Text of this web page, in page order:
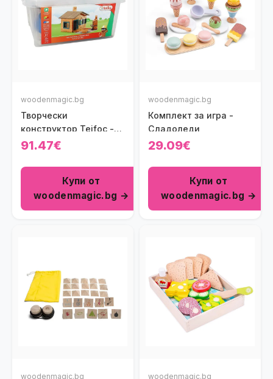
woodenmagic.bg
Творчески
конструктор Teifoc -
Къща с барбекю
91.47€
Купи от
woodenmagic.bg →
woodenmagic.bg
Комплект за игра -
Сладоледи
29.09€
Купи от
woodenmagic.bg →
woodenmagic.bg woodenmagic.bg